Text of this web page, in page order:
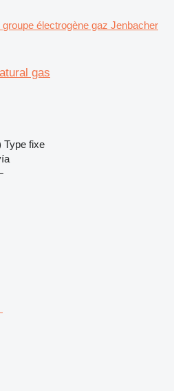
groupe électrogène gaz Jenbacher
gas
Type fixe